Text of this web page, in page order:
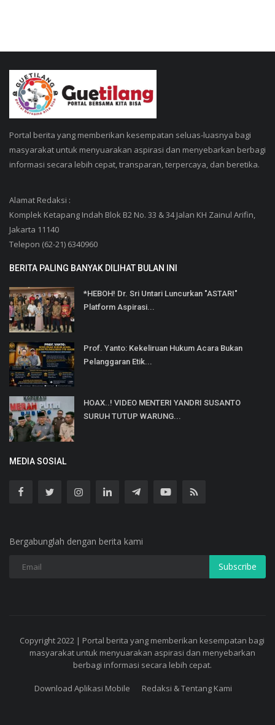
Portal berita yang memberikan kesempatan seluas-luasnya bagi
masyarakat untuk menyuarakan aspirasi dan menyebarkan berbagi
informasi secara lebih cepat, transparan, terpercaya, dan beretika.
Alamat Redaksi :
Komplek Ketapang Indah Blok B2 No. 33 & 34 Jalan KH Zainul Arifin,
Jakarta 11140
Telepon (62-21) 6340960
BERITA PALING BANYAK DILIHAT BULAN INI
*HEBOH! Dr. Sri Untari Luncurkan "ASTARI"
Platform Aspirasi...
Prof. Yanto: Kekeliruan Hukum Acara Bukan
Pelanggaran Etik...
HOAX..! VIDEO MENTERI YANDRI SUSANTO
SURUH TUTUP WARUNG...
MEDIA SOSIAL
Bergabunglah dengan berita kami
Subscribe
Copyright 2022 | Portal berita yang memberikan kesempatan bagi
masyarakat untuk menyuarakan aspirasi dan menyebarkan
berbagi informasi secara lebih cepat.
Download Aplikasi Mobile Redaksi & Tentang Kami